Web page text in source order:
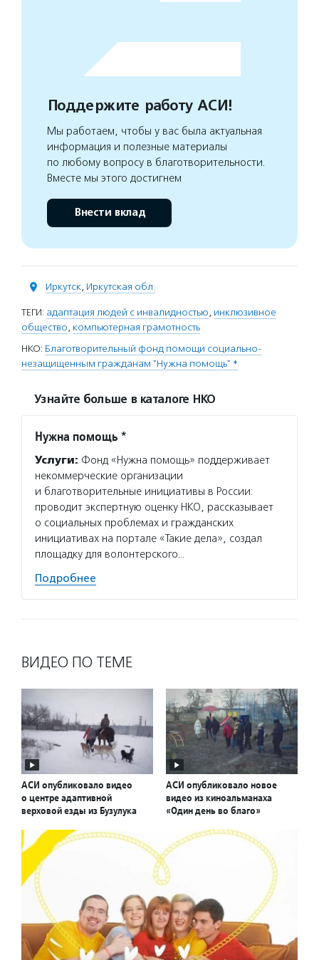
Поддержите работу АСИ!
Мы работаем, чтобы у вас была актуальная
информация и полезные материалы
по любому вопросу в благотворительности.
Вместе мы этого достигнем
Внести вклад
Иркутск, Иркутская обл.
ТЕГИ: адаптация людей с инвалидностью, инклюзивное
общество, компьютерная грамотность
НКО: Благотворительный фонд помощи социально-
незащищенным гражданам "Нужна помощь" *
Узнайте больше в каталоге НКО
Нужна помощь *
Услуги: Фонд «Нужна помощь» поддерживает
некоммерческие организации
и благотворительные инициативы в России:
проводит экспертную оценку НКО, рассказывает
о социальных проблемах и гражданских
инициативах на портале «Такие дела», создал
площадку для волонтерского…
Подробнее
ВИДЕО ПО ТЕМЕ
АСИ опубликовало видео
о центре адаптивной
верховой езды из Бузулука
АСИ опубликовало новое
видео из киноальманаха
«Один день во благо»